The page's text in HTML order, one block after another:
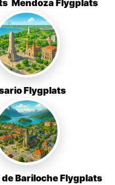
Mendoza Flygplats
Flygplats
de Bariloche Flygplats